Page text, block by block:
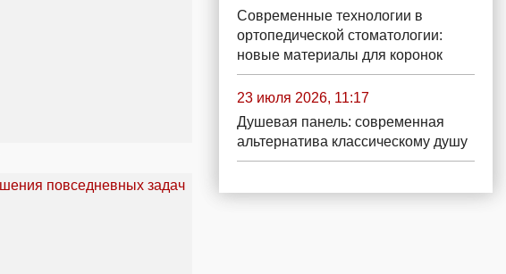
Современные технологии в
ортопедической стоматологии:
новые материалы для коронок
23 июля 2026, 11:17
Душевая панель: современная
альтернатива классическому душу